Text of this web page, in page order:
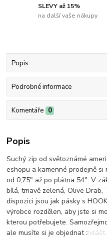
SLEVY až 15%
na další vaše nákupy
Popis
Podrobné informace
Komentáře 0
Popis
Suchý zip od světoznámé
eshopu a kamenné prodejně
od 0,75" až po plátna 54". V
bílá, tmavě zelená, Olive Drab,
dispozici jsou jak pásky s
výrobce rozdělen, aby jste si
kterou potřebujete.
ale musíte si je objednat zvlášt.